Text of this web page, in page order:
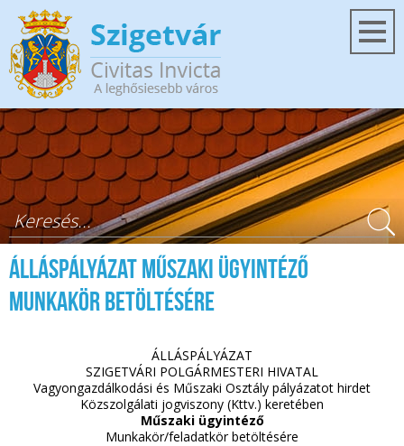
Ugrás a tartalomra
Keresés űrlap
Álláspályázat műszaki ügyintéző
munkakör betöltésére
ÁLLÁSPÁLYÁZAT
SZIGETVÁRI POLGÁRMESTERI HIVATAL
Vagyongazdálkodási és Műszaki Osztály pályázatot hirdet
Közszolgálati jogviszony (Kttv.) keretében
Műszaki ügyintéző
Munkakör/feladatkör betöltésére